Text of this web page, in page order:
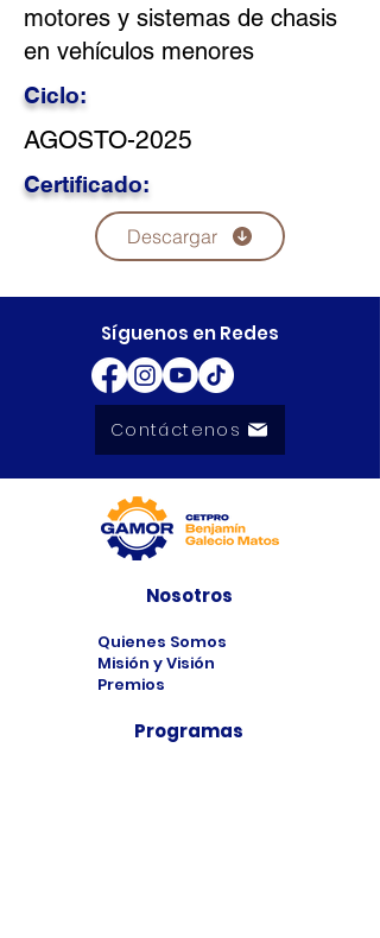
motores y sistemas de chasis
en vehículos menores
Ciclo:
AGOSTO-2025
Certificado:
Descargar
Síguenos en Redes
Contáctenos
Nosotros
Quienes Somos
Misión y Visión
Premios
Programas